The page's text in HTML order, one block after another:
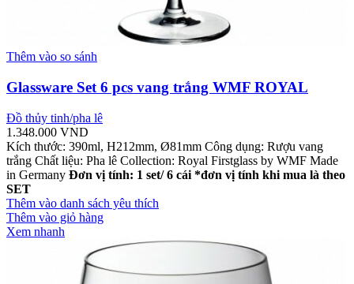
Thêm vào so sánh
Glassware Set 6 pcs vang trắng WMF ROYAL
Đồ thủy tinh/pha lê
1.348.000 VND
Kích thước: 390ml, H212mm, Ø81mm Công dụng: Rượu vang
trắng Chất liệu: Pha lê Collection: Royal Firstglass by WMF Made
in Germany Đơn vị tính: 1 set/ 6 cái *đơn vị tính khi mua là theo
SET
Thêm vào danh sách yêu thích
Thêm vào giỏ hàng
Xem nhanh